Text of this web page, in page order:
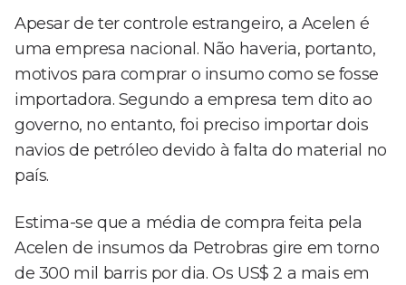
Apesar de ter controle estrangeiro, a Acelen é
uma empresa nacional. Não haveria, portanto,
motivos para comprar o insumo como se fosse
importadora. Segundo a empresa tem dito ao
governo, no entanto, foi preciso importar dois
navios de petróleo devido à falta do material no
país.
Estima-se que a média de compra feita pela
Acelen de insumos da Petrobras gire em torno
de 300 mil barris por dia. Os US$ 2 a mais em